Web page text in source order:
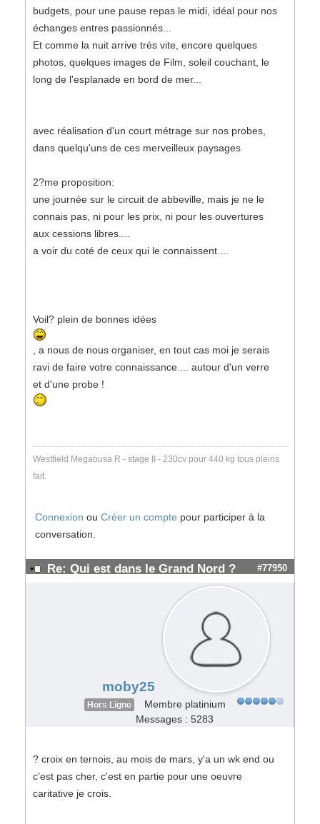
budgets, pour une pause repas le midi, idéal pour nos
échanges entres passionnés...
Et comme la nuit arrive trés vite, encore quelques
photos, quelques images de Film, soleil couchant, le
long de l'esplanade en bord de mer...
avec réalisation d'un court métrage sur nos probes,
dans quelqu'uns de ces merveilleux paysages
2?me proposition:
une journée sur le circuit de abbeville, mais je ne le
connais pas, ni pour les prix, ni pour les ouvertures
aux cessions libres....
a voir du coté de ceux qui le connaissent....
Voil? plein de bonnes idées
, a nous de nous organiser, en tout cas moi je serais
ravi de faire votre connaissance.... autour d'un verre
et d'une probe !
Westfield Megabusa R - stage II - 230cv pour 440 kg tous pleins
fait.
Connexion ou Créer un compte pour participer à la
conversation.
Re: Qui est dans le Grand Nord ? #77950
moby25
Hors Ligne
Membre platinium
Messages : 5283
? croix en ternois, au mois de mars, y'a un wk end ou
c'est pas cher, c'est en partie pour une oeuvre
caritative je crois.